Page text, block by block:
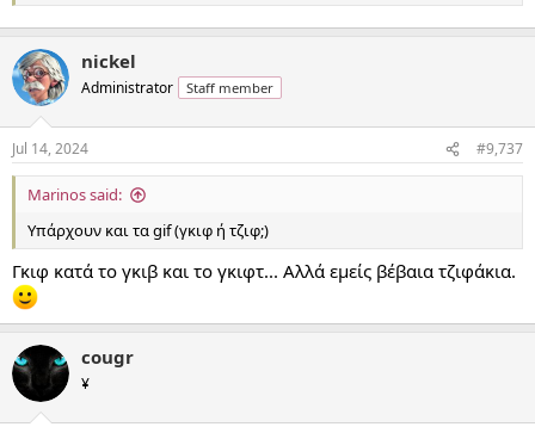
nickel
Administrator Staff member
Jul 14, 2024 #9,737
Marinos said:
Υπάρχουν και τα gif (γκιφ ή τζιφ;)
Γκιφ κατά το γκιβ και το γκιφτ... Αλλά εμείς βέβαια τζιφάκια.
cougr
¥